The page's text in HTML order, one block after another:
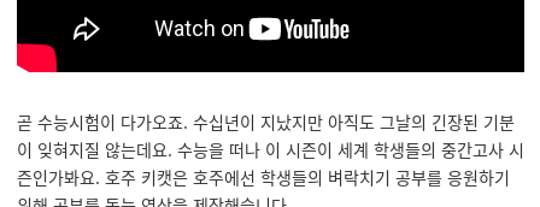
곧 수능시험이 다가오죠. 수십년이 지났지만 아직도 그날의 긴장된 기분
이 잊혀지질 않는데요. 수능을 떠나 이 시즌이 세계 학생들의 중간고사 시
즌인가봐요. 호주 키캣은 호주에선 학생들의 벼락치기 공부를 응원하기